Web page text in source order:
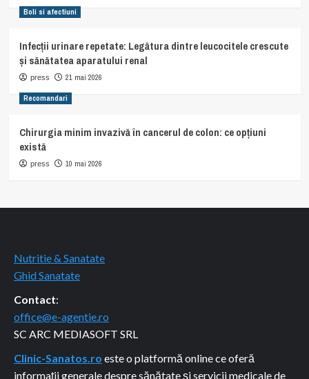
Boli si afectiuni
Infecții urinare repetate: Legătura dintre leucocitele crescute
și sănătatea aparatului renal
press 21 mai 2026
Recomandari
Chirurgia minim invazivă în cancerul de colon: ce opțiuni
există
press 10 mai 2026
Nutritie & Sanatate
Ghid Sanatate
Contact:
office@e-agentie.ro
SC ARC MEDIASOFT SRL
Clinic-Sanatos.ro este o platformă online ce oferă
informații generale despre sănătate și servicii medicale de